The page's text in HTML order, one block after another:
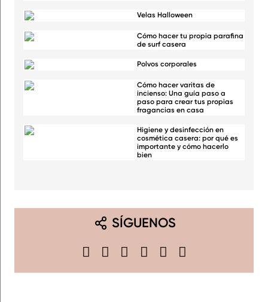
Velas Halloween
Cómo hacer tu propia parafina
de surf casera
Polvos corporales
Cómo hacer varitas de
incienso: Una guía paso a
paso para crear tus propias
fragancias en casa
Higiene y desinfección en
cosmética casera: por qué es
importante y cómo hacerlo
bien
SÍGUENOS